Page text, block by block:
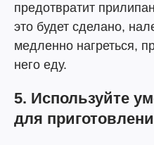
предотвратит
это будет сделано,
медленно нагреться,
него еду.
5. Используйте
для